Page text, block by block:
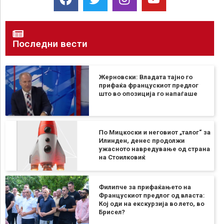
Последни вести
Жерновски: Владата тајно го
прифаќа францускиот предлог
што во опозиција го напаѓаше
По Мицкоски и неговиот „талог“ за
Илинден, денес продолжи
ужасното навредување од страна
на Стоилковиќ
Филипче за прифаќањето на
Францускиот предлог од власта:
Кој оди на екскурзија во лето, во
Брисел?